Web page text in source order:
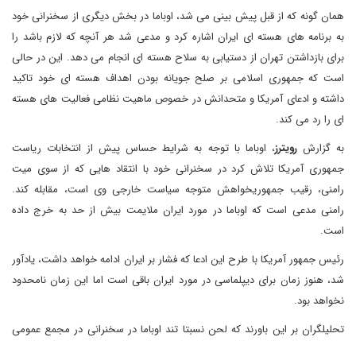
همان گونه که از قبل پیش بینی می شد، اوباما در بخش دیگری از سخنرانی خود
به برنامه های هسته ای ایران اشاره کرد و مدعی شد هر آنچه که لازم باشد را
برای بازداشتن تهران از دستیابی به سلاح هسته ای انجام می دهد. این در حالی
است که جمهوری اسلامی بر صلح جویانه بودن اهداف هسته ای خود تاکید
داشته و ادعای آمریکا و متحدانش در خصوص ماهیت نظامی فعالیت های هسته
ای را رد می کند.
به گزارشرویترز، اوباما با توجه به شرایط حساس پیش از انتخابات ریاست
جمهوری آمریکا تلاش کرد در سخنرانی خود با انتقاد هایی که از سوی میت
رامنی، رقیب جمهوریخواهش متوجه سیاست خارجی وی است، مقابله کند.
رامنی مدعی است که اوباما در مورد ایران ملایمت بیش از حد به خرج داده
است.
رئیس جمهور آمریکا با طرح این ادعا که فشار بر ایران ادامه خواهد داشت، یادآور
شد، هنوز زمان برای دیپلماسی در مورد ایران باقی است اما این زمان نامحدود
نخواهد بود.
تحلیلگران بر این باورند که لحن نسبتا تند اوباما در سخنرانی در مجمع عمومی